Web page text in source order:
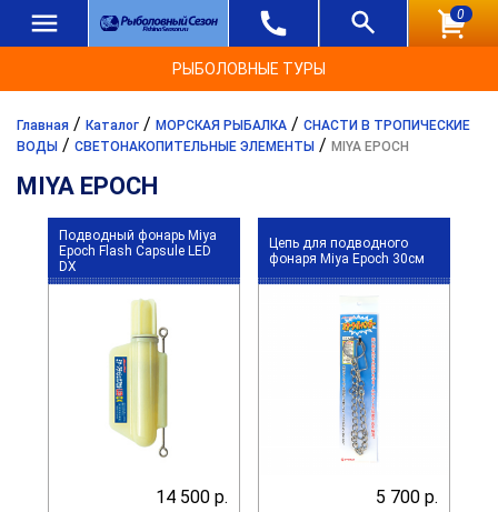
0
РЫБОЛОВНЫЕ ТУРЫ
Главная / Каталог / МОРСКАЯ РЫБАЛКА / СНАСТИ В ТРОПИЧЕСКИЕ
ВОДЫ / СВЕТОНАКОПИТЕЛЬНЫЕ ЭЛЕМЕНТЫ / MIYA EPOCH
MIYA EPOCH
Подводный фонарь Miya
Epoch Flash Capsule LED
DX
14 500 р.
Цепь для подводного
фонаря Miya Epoch 30см
5 700 р.